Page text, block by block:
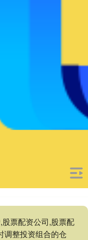
票配资公司,股票配
调整投资组合的仓